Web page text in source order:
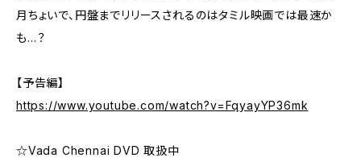
月ちょいで、円盤までリリースされるのはタミル映画では最速か
も…？
【予告編】
https://www.youtube.com/watch?v=FqyayYP36mk
☆Vada Chennai DVD 取扱中